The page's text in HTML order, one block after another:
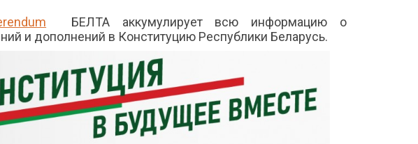
БЕЛТА аккумулирует всю информацию о
и дополнений в Конституцию Республики Беларусь.